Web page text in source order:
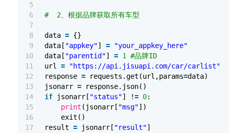
5
6
7
8
9
10
11
12
13
14
15
16
17
# 2、根据品牌获取所有车型
data = {}
data[ "appkey"] =
"your_appkey_here"
data[ "parentid"] = 1
#品牌ID
url =
"https://api.jisuapi.com/car/carlist"
response = requests.get(url,params=data)
jsonarr =
response.json()
if
jsonarr[ "status"] != 0:
print (jsonarr[ "msg"])
exit()
result = jsonarr[ "result"]